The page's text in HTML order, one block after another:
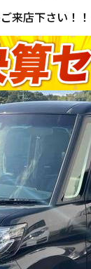
来店下さい！！